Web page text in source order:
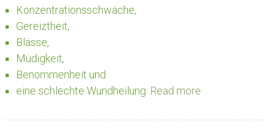
Konzentrationsschwäche,
Gereiztheit,
Blässe,
Müdigkeit,
Benommenheit und
eine schlechte Wundheilung. Read more